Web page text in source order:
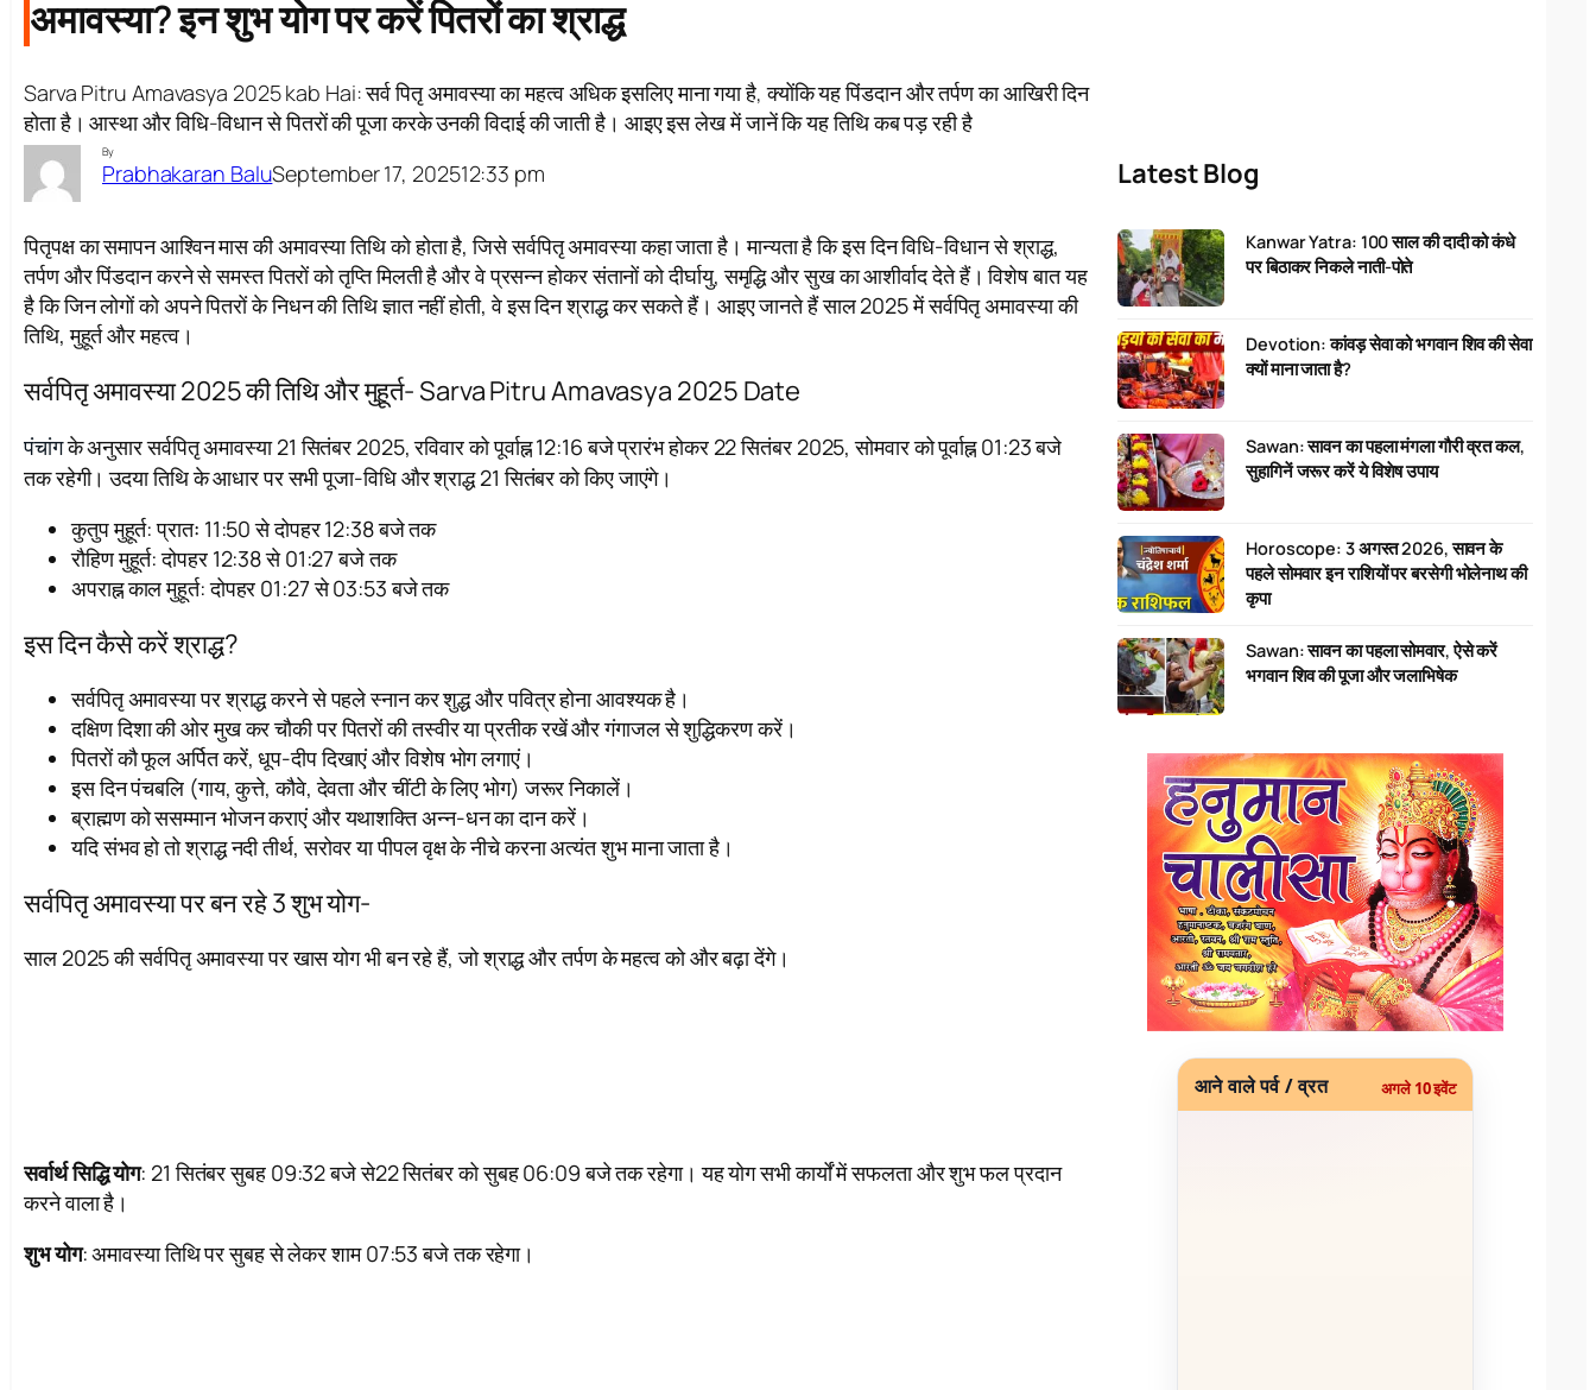
अमावस्या? इन शुभ योग पर करें पितरों का श्राद्ध
Sarva Pitru Amavasya 2025 kab Hai: सर्व पितृ अमावस्या का महत्व अधिक इसलिए माना गया है, क्योंकि यह पिंडदान और तर्पण का आखिरी दिन
होता है। आस्था और विधि-विधान से पितरों की पूजा करके उनकी विदाई की जाती है। आइए इस लेख में जानें कि यह तिथि कब पड़ रही है
By
Prabhakaran BaluSeptember 17, 202512:33 pm
पितृपक्ष का समापन आश्विन मास की अमावस्या तिथि को होता है, जिसे सर्वपितृ अमावस्या कहा जाता है। मान्यता है कि इस दिन विधि-विधान से श्राद्ध,
तर्पण और पिंडदान करने से समस्त पितरों को तृप्ति मिलती है और वे प्रसन्न होकर संतानों को दीर्घायु, समृद्धि और सुख का आशीर्वाद देते हैं। विशेष बात यह
है कि जिन लोगों को अपने पितरों के निधन की तिथि ज्ञात नहीं होती, वे इस दिन श्राद्ध कर सकते हैं। आइए जानते हैं साल 2025 में सर्वपितृ अमावस्या की
तिथि, मुहूर्त और महत्व।
सर्वपितृ अमावस्या 2025 की तिथि और मुहूर्त- Sarva Pitru Amavasya 2025 Date
पंचांगके अनुसार सर्वपितृ अमावस्या 21 सितंबर 2025, रविवार को पूर्वाह्न 12:16 बजे प्रारंभ होकर 22 सितंबर 2025, सोमवार को पूर्वाह्न 01:23 बजे
तक रहेगी। उदया तिथि के आधार पर सभी पूजा-विधि और श्राद्ध 21 सितंबर को किए जाएंगे।
कुतुप मुहूर्त: प्रातः 11:50 से दोपहर 12:38 बजे तक
रौहिण मुहूर्त: दोपहर 12:38 से 01:27 बजे तक
अपराह्न काल मुहूर्त: दोपहर 01:27 से 03:53 बजे तक
इस दिन कैसे करें श्राद्ध?
सर्वपितृ अमावस्या पर श्राद्ध करने से पहले स्नान कर शुद्ध और पवित्र होना आवश्यक है।
दक्षिण दिशा की ओर मुख कर चौकी पर पितरों की तस्वीर या प्रतीक रखें और गंगाजल से शुद्धिकरण करें।
पितरों कौ फूल अर्पित करें, धूप-दीप दिखाएं और विशेष भोग लगाएं।
इस दिन पंचबलि (गाय, कुत्ते, कौवे, देवता और चींटी के लिए भोग) जरूर निकालें।
ब्राह्मण को ससम्मान भोजन कराएं और यथाशक्ति अन्न-धन का दान करें।
यदि संभव हो तो श्राद्ध नदी तीर्थ, सरोवर या पीपल वृक्ष के नीचे करना अत्यंत शुभ माना जाता है।
सर्वपितृ अमावस्या पर बन रहे 3 शुभ योग-
साल 2025 की सर्वपितृ अमावस्या पर खास योग भी बन रहे हैं, जो श्राद्ध और तर्पण के महत्व को और बढ़ा देंगे।
सर्वार्थ सिद्धि योग: 21 सितंबर सुबह 09:32 बजे से22 सितंबर को सुबह 06:09 बजे तक रहेगा। यह योग सभी कार्यों में सफलता और शुभ फल प्रदान
करने वाला है।
शुभ योग: अमावस्या तिथि पर सुबह से लेकर शाम 07:53 बजे तक रहेगा।
Latest Blog
Kanwar Yatra: 100 साल की दादी को कंधे
पर बिठाकर निकले नाती-पोते
Devotion: कांवड़ सेवा को भगवान शिव की सेवा
क्यों माना जाता है?
Sawan: सावन का पहला मंगला गौरी व्रत कल,
सुहागिनें जरूर करें ये विशेष उपाय
Horoscope: 3 अगस्त 2026, सावन के
पहले सोमवार इन राशियों पर बरसेगी भोलेनाथ की
कृपा
Sawan: सावन का पहला सोमवार, ऐसे करें
भगवान शिव की पूजा और जलाभिषेक
आने वाले पर्व / व्रत अगले 10 इवेंट